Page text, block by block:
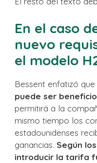
En el caso
nuevo
el modelo
Bessent enfatizó que
puede ser
permitirá a la
mismo tiempo los
estadounidenses
ganancias. Según
introducir la tarifa